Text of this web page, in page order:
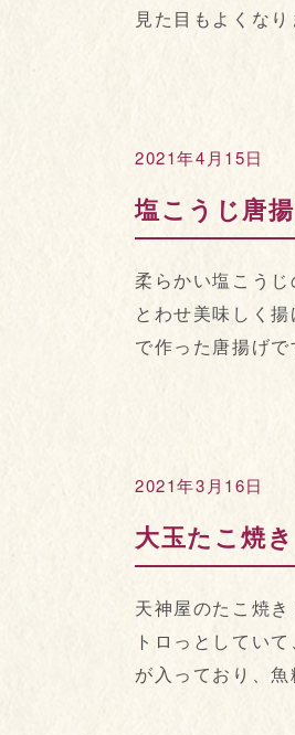
見た目もよくな
2021年4月15日
塩こうじ唐
柔らかい塩こう
とわせ美味しく
で作った唐揚げ
2021年3月16日
大玉たこ焼
天神屋のたこ焼
トロっとしてい
が入っており、